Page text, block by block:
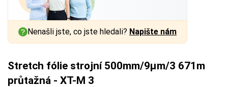
Nenašli jste, co jste hledali? Napište nám
Stretch fólie strojní 500mm/9µm/3 671m
průtažná - XT-M 3